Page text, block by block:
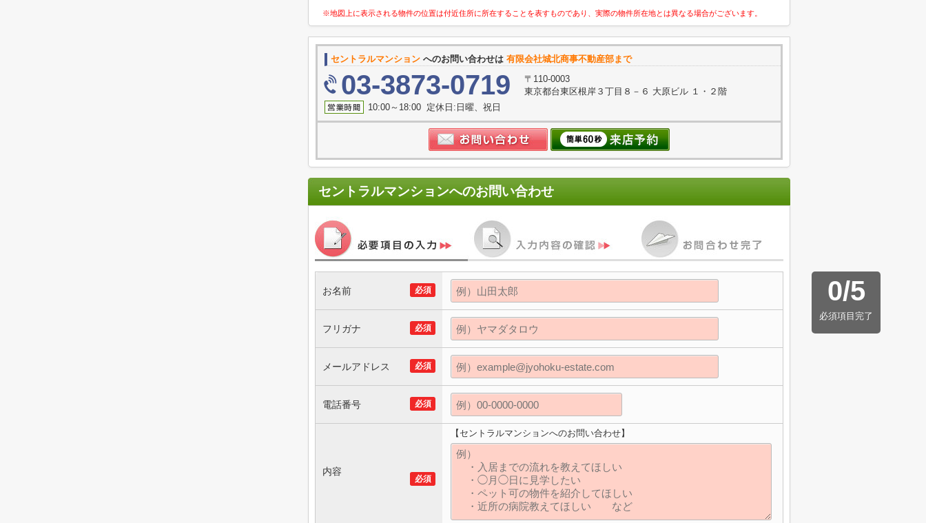
※地図上に表示される物件の位置は付近住所に所在することを表すものであり、実際の物件所在地とは異なる場合がございます。
セントラルマンション へのお問い合わせは 有限会社城北商事不動産部まで
03-3873-0719
〒110-0003
東京都台東区根岸３丁目８－６ 大原ビル １・２階
10:00～18:00 定休日:日曜、祝日
セントラルマンションへのお問い合わせ
0/5
必須項目完了
必須
お名前
必須
フリガナ
必須
メールアドレス
必須
電話番号
必須
内容
【セントラルマンションへのお問い合わせ】